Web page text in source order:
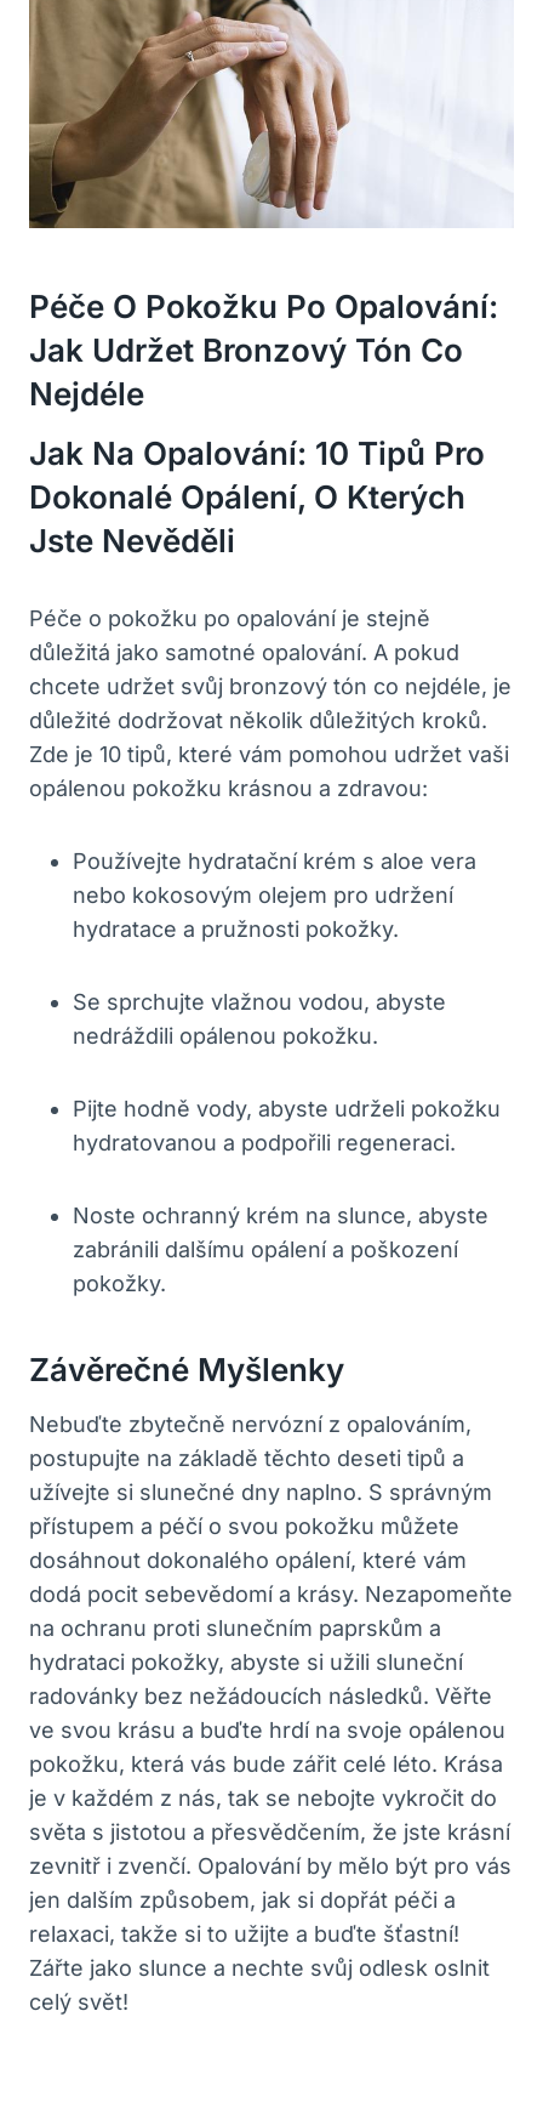
Péče O Pokožku Po Opalování:
Jak Udržet Bronzový Tón Co
Nejdéle
Jak Na Opalování: 10 Tipů Pro
Dokonalé Opálení, O Kterých
Jste Nevěděli
Péče o pokožku po opalování je stejně
důležitá jako samotné opalování. A pokud
chcete udržet svůj bronzový tón co nejdéle, je
důležité dodržovat několik důležitých kroků.
Zde je 10 tipů, které vám pomohou udržet vaši
opálenou pokožku krásnou a zdravou:
Používejte hydratační krém s aloe vera
nebo kokosovým olejem pro udržení
hydratace a pružnosti pokožky.
Se sprchujte vlažnou vodou, abyste
nedráždili opálenou pokožku.
Pijte hodně vody, abyste udrželi pokožku
hydratovanou a podpořili regeneraci.
Noste ochranný krém na slunce, abyste
zabránili dalšímu opálení a poškození
pokožky.
Závěrečné Myšlenky
Nebuďte zbytečně nervózní z opalováním,
postupujte na základě těchto deseti tipů a
užívejte si slunečné dny naplno. S správným
přístupem a péčí o svou pokožku můžete
dosáhnout dokonalého opálení, které vám
dodá pocit sebevědomí a krásy. Nezapomeňte
na ochranu proti slunečním paprskům a
hydrataci pokožky, abyste si užili sluneční
radovánky bez nežádoucích následků. Věřte
ve svou krásu a buďte hrdí na svoje opálenou
pokožku, která vás bude zářit celé léto. Krása
je v každém z nás, tak se nebojte vykročit do
světa s jistotou a přesvědčením, že jste krásní
zevnitř i zvenčí. Opalování by mělo být pro vás
jen dalším způsobem, jak si dopřát péči a
relaxaci, takže si to užijte a buďte šťastní!
Zářte jako slunce a nechte svůj odlesk oslnit
celý svět!